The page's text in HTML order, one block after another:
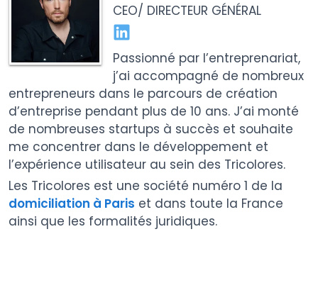
CEO/ DIRECTEUR GÉNÉRAL
Passionné par l’entreprenariat,
j’ai accompagné de nombreux
entrepreneurs dans le parcours de création
d’entreprise pendant plus de 10 ans. J’ai monté
de nombreuses startups à succès et souhaite
me concentrer dans le développement et
l’expérience utilisateur au sein des Tricolores.
Les Tricolores est une société numéro 1 de la
domiciliation à Paris et dans toute la France
ainsi que les formalités juridiques.